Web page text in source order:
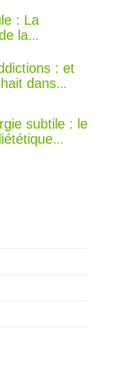
: La
la
: et
dans
subtile : le